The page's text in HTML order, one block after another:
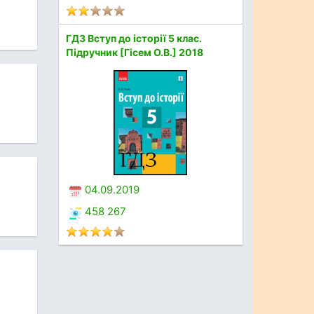
ГДЗ Вступ до історії 5 клас.
Підручник [Гісем О.В.] 2018
04.09.2019
458 267